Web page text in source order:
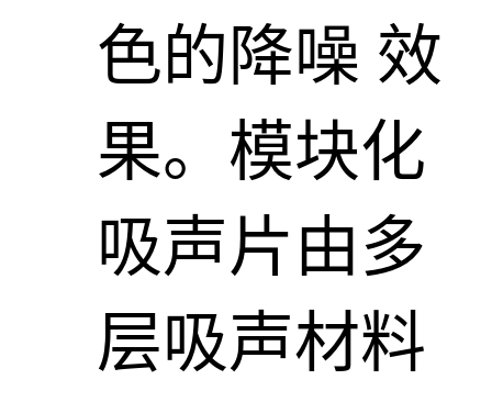
色的降噪 效
果。模块化
吸声片由多
层吸声材料